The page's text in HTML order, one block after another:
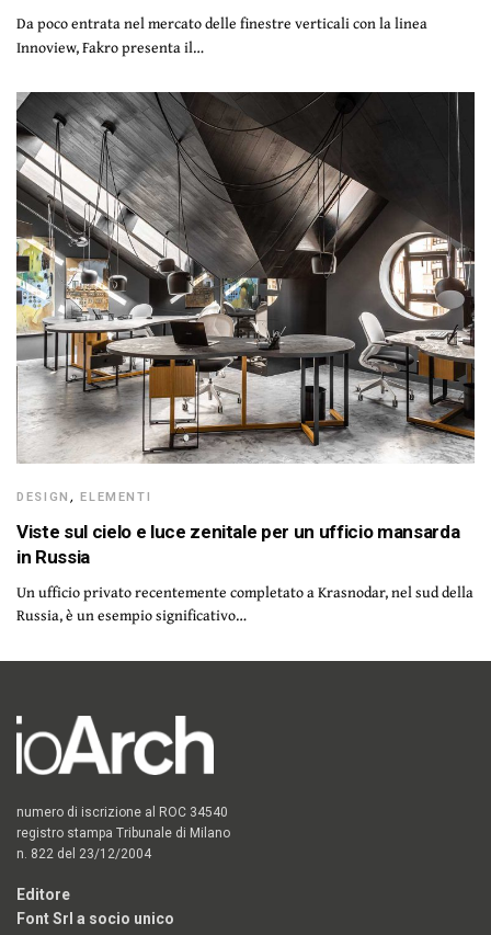
Da poco entrata nel mercato delle finestre verticali con la linea
Innoview, Fakro presenta il…
DESIGN , ELEMENTI
Viste sul cielo e luce zenitale per un ufficio mansarda
in Russia
Un ufficio privato recentemente completato a Krasnodar, nel sud della
Russia, è un esempio significativo…
numero di iscrizione al ROC 34540
registro stampa Tribunale di Milano
n. 822 del 23/12/2004
Editore
Font Srl a socio unico